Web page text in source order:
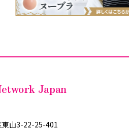
Japan
東山3-22-25-401